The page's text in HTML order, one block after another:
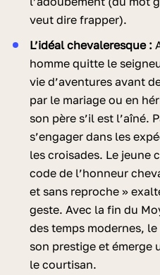
veut dire frapper).
L’idéal chevaleresque :
homme quitte le
vie d’aventures avant
par le mariage ou en
son père s’il est l’aîné.
s’engager dans les
les croisades. Le jeune
code de l’honneur
et sans reproche »
geste. Avec la fin du
des temps modernes,
son prestige et émerge
le courtisan.